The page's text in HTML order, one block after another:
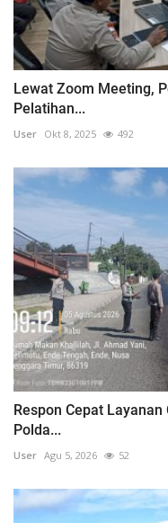
Lewat Zoom Meeting,
Pelatihan...
User Okt 8, 2025 492
Respon Cepat
Polda...
User Agu 5, 2026 52